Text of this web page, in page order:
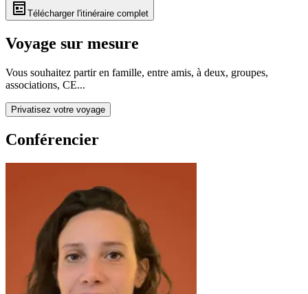
Télécharger l'itinéraire complet
Voyage sur mesure
Vous souhaitez partir en famille, entre amis, à deux, groupes,
associations, CE...
Privatisez votre voyage
Conférencier